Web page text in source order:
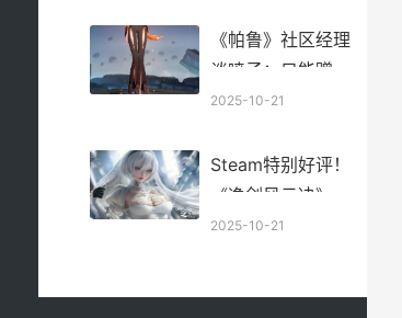
《帕鲁》社区经理
谈喷子：只能蹭点
热度 对大家没威
2025-10-21
Steam特别好评！
《逸剑风云决》马
上迎来新史低
2025-10-21